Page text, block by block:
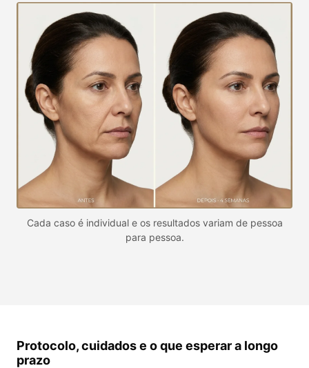
Cada caso é individual e os resultados variam de pessoa
para pessoa.
Protocolo, cuidados e o que esperar a longo
prazo